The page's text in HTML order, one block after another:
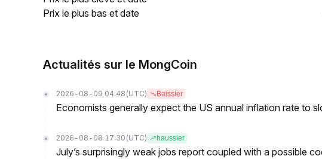
Prix le plus bas et date
Actualités sur le MongCoin
2026-08-09 04:48 (UTC) Baissier
Economists generally expect the US annual inflation rate to
2026-08-08 17:30 (UTC) haussier
July’s surprisingly weak jobs report coupled with a possible